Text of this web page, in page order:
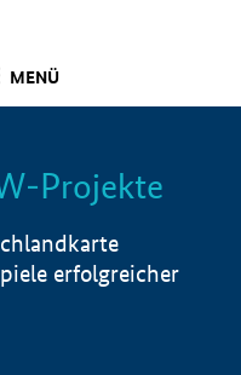
MENÜ
Info
Projekte
erfolgreicher